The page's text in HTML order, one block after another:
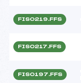
FIS0219.FFS
FIS0217.FFS
FIS0197.FFS